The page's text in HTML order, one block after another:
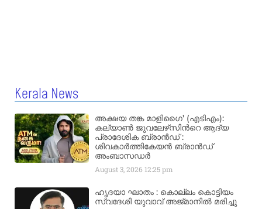
Kerala News
അക്ഷയ തങ്ക മാളിഗൈ’ (എടിഎം):
കല്യാണ്‍ ജുവലേഴ്‌സിന്‍റെ ആദ്യ
പ്രാദേശിക ബ്രാന്‍ഡ് :
ശിവകാര്‍ത്തികേയന്‍ ബ്രാന്‍ഡ്
അംബാസഡര്‍
August 3, 2026 12:25 pm
ഹൃദയാ ഘാതം : കൊല്ലം കൊട്ടിയം
സ്വദേശി യുവാവ് അജ്മാനിൽ മരിച്ചു